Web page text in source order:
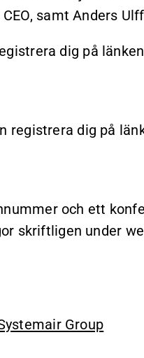
samt Anders
dig på
registrera dig på
och ett
skriftligen under
Group